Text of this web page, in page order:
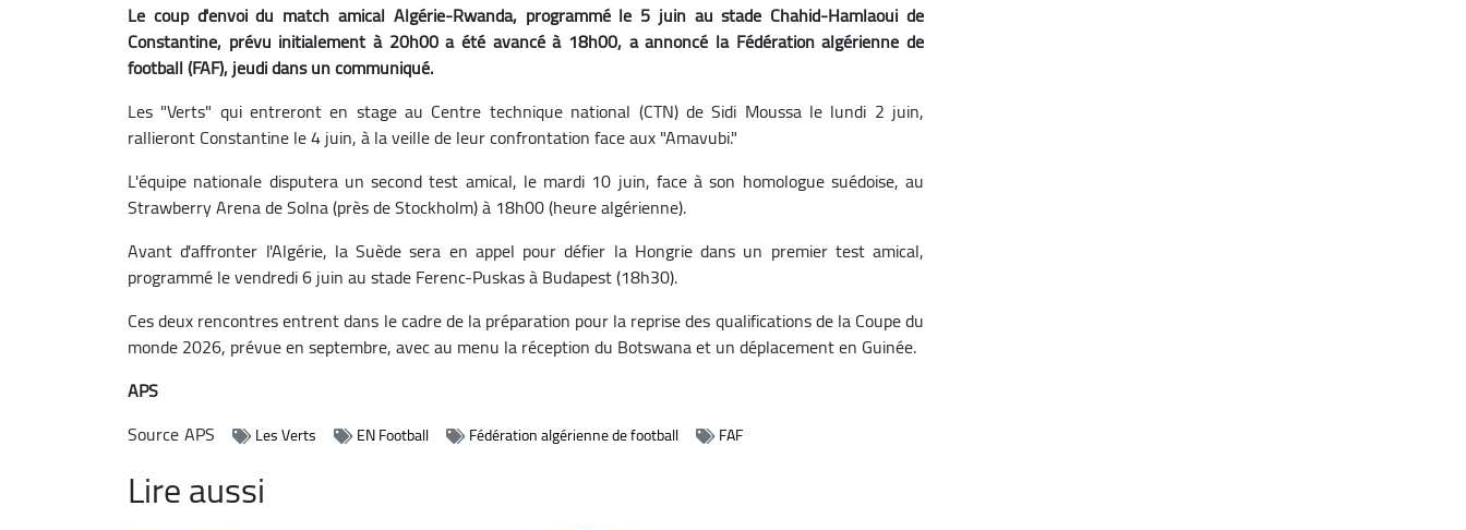
Le coup d'envoi du match amical Algérie-Rwanda, programmé le 5 juin au stade Chahid-Hamlaoui de
Constantine, prévu initialement à 20h00 a été avancé à 18h00, a annoncé la Fédération algérienne de
football (FAF), jeudi dans un communiqué.
Les "Verts" qui entreront en stage au Centre technique national (CTN) de Sidi Moussa le lundi 2 juin,
rallieront Constantine le 4 juin, à la veille de leur confrontation face aux "Amavubi."
L'équipe nationale disputera un second test amical, le mardi 10 juin, face à son homologue suédoise, au
Strawberry Arena de Solna (près de Stockholm) à 18h00 (heure algérienne).
Avant d'affronter l'Algérie, la Suède sera en appel pour défier la Hongrie dans un premier test amical,
programmé le vendredi 6 juin au stade Ferenc-Puskas à Budapest (18h30).
Ces deux rencontres entrent dans le cadre de la préparation pour la reprise des qualifications de la Coupe du
monde 2026, prévue en septembre, avec au menu la réception du Botswana et un déplacement en Guinée.
APS
SourceAPS Les Verts EN Football Fédération algérienne de football FAF
Lire aussi